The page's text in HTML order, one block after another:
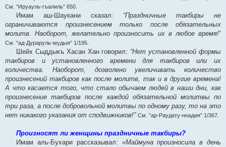
См. “Ируауль-гъалиль” 650.
Имам аш-Шаукани сказал: “Праздничные такбиры не
ограничиваются произнесением только после обязательных
молитв. Наоборот, желательно произносить их в любое время!”
См. “ад-Дураруль-мудыя” 1/195.
Шейх Сыддыкъ Хасан Хан говорил: “Нет установленной формы
такбиров и установленного времени для такбиров или их
количества. Наоборот, дозволено увеличивать количество
произнесений такбиров как после молитв, так и в другие времена!
А что касается того, что стало обычаем людей в наши дни, как
произнесение такбиров после каждой обязательной молитвы по
три раза, а после добровольной молитвы по одному разу, то на это
нет никакого указания от сподвижников!” См. “ар-Раудату-ннадия” 1/367.
Произносят ли женщины праздничные такбиры?
Имам аль-Бухари рассказывал: «Маймуна произносила в день